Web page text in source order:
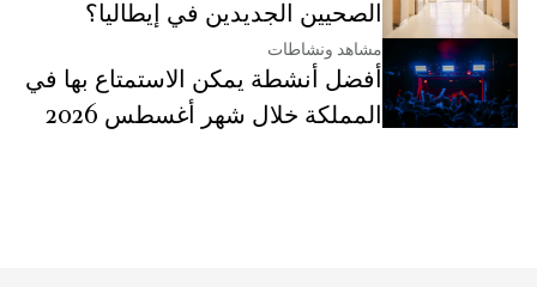
الصحيين الجديدين في إيطاليا؟
مشاهد ونشاطات
أفضل أنشطة يمكن الاستمتاع بها في
المملكة خلال شهر أغسطس 2026